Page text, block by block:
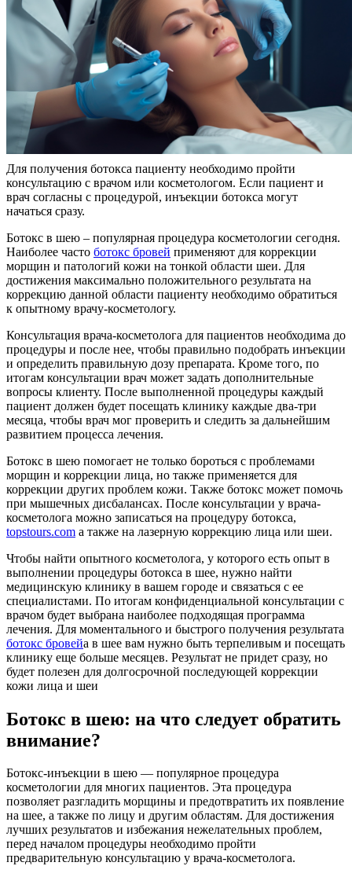
Для получения ботокса пациенту необходимо пройти
консультацию с врачом или косметологом. Если пациент и
врач согласны с процедурой, инъекции ботокса могут
начаться сразу.
Ботокс в шею – популярная процедура косметологии сегодня.
Наиболее часто ботокс бровей применяют для коррекции
морщин и патологий кожи на тонкой области шеи. Для
достижения максимально положительного результата на
коррекцию данной области пациенту необходимо обратиться
к опытному врачу-косметологу.
Консультация врача-косметолога для пациентов необходима до
процедуры и после нее, чтобы правильно подобрать инъекции
и определить правильную дозу препарата. Кроме того, по
итогам консультации врач может задать дополнительные
вопросы клиенту. После выполненной процедуры каждый
пациент должен будет посещать клинику каждые два-три
месяца, чтобы врач мог проверить и следить за дальнейшим
развитием процесса лечения.
Ботокс в шею помогает не только бороться с проблемами
морщин и коррекции лица, но также применяется для
коррекции других проблем кожи. Также ботокс может помочь
при мышечных дисбалансах. После консультации у врача-
косметолога можно записаться на процедуру ботокса,
topstours.com а также на лазерную коррекцию лица или шеи.
Чтобы найти опытного косметолога, у которого есть опыт в
выполнении процедуры ботокса в шее, нужно найти
медицинскую клинику в вашем городе и связаться с ее
специалистами. По итогам конфиденциальной консультации с
врачом будет выбрана наиболее подходящая программа
лечения. Для моментального и быстрого получения результата
ботокс бровейа в шее вам нужно быть терпеливым и посещать
клинику еще больше месяцев. Результат не придет сразу, но
будет полезен для долгосрочной последующей коррекции
кожи лица и шеи
Ботокс в шею: на что следует обратить
внимание?
Ботокс-инъекции в шею — популярное процедура
косметологии для многих пациентов. Эта процедура
позволяет разгладить морщины и предотвратить их появление
на шее, а также по лицу и другим областям. Для достижения
лучших результатов и избежания нежелательных проблем,
перед началом процедуры необходимо пройти
предварительную консультацию у врача-косметолога.